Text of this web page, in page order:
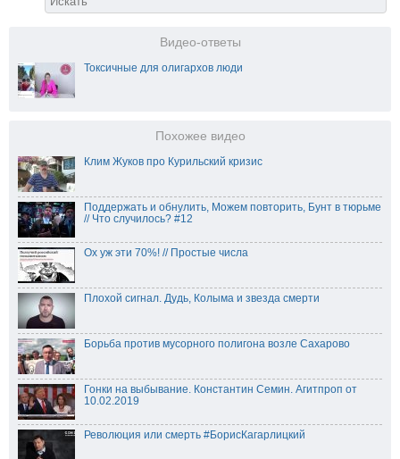
Видео-ответы
Токсичные для олигархов люди
Похожее видео
Клим Жуков про Курильский кризис
Поддержать и обнулить, Можем повторить, Бунт в тюрьме
// Что случилось? #12
Ох уж эти 70%! // Простые числа
Плохой сигнал. Дудь, Колыма и звезда смерти
Борьба против мусорного полигона возле Сахарово
Гонки на выбывание. Константин Семин. Агитпроп от
10.02.2019
Революция или смерть #БорисКагарлицкий